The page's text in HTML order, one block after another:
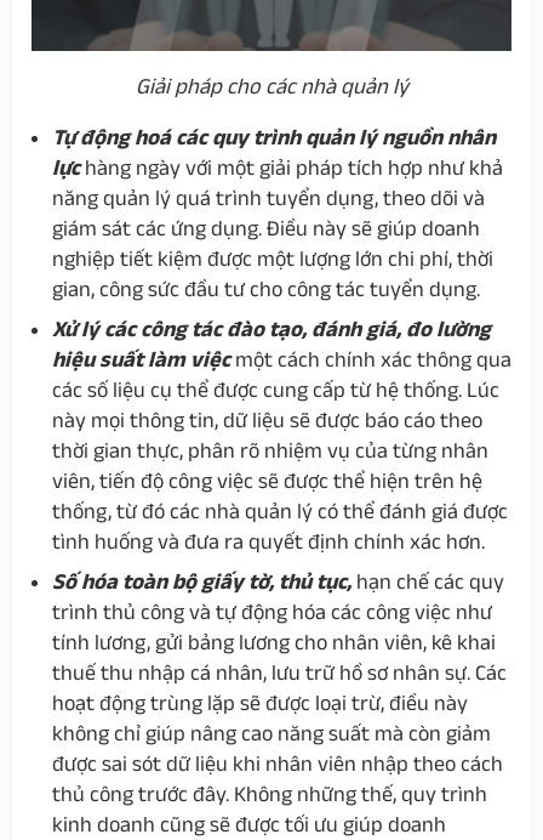
Giải pháp cho các nhà quản lý
Tự động hoá các quy trình quản lý nguồn nhân
lựchàng ngày với một giải pháp tích hợp như khả
năng quản lý quá trình tuyển dụng, theo dõi và
giám sát các ứng dụng. Điều này sẽ giúp doanh
nghiệp tiết kiệm được một lượng lớn chi phí, thời
gian, công sức đầu tư cho công tác tuyển dụng.
Xử lý các công tác đào tạo, đánh giá, đo lường
hiệu suất làm việcmột cách chính xác thông qua
các số liệu cụ thể được cung cấp từ hệ thống. Lúc
này mọi thông tin, dữ liệu sẽ được báo cáo theo
thời gian thực, phân rõ nhiệm vụ của từng nhân
viên, tiến độ công việc sẽ được thể hiện trên hệ
thống, từ đó các nhà quản lý có thể đánh giá được
tình huống và đưa ra quyết định chính xác hơn.
Số hóa toàn bộ giấy tờ, thủ tục, hạn chế các quy
trình thủ công và tự động hóa các công việc như
tính lương, gửi bảng lương cho nhân viên, kê khai
thuế thu nhập cá nhân, lưu trữ hồ sơ nhân sự. Các
hoạt động trùng lặp sẽ được loại trừ, điều này
không chỉ giúp nâng cao năng suất mà còn giảm
được sai sót dữ liệu khi nhân viên nhập theo cách
thủ công trước đây. Không những thế, quy trình
kinh doanh cũng sẽ được tối ưu giúp doanh